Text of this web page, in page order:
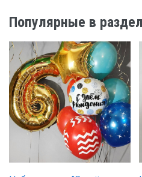
Популярные в